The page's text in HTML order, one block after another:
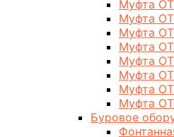
Муфта
Муфта
Муфта
Муфта
Муфта
Муфта
Муфта
Муфта
Буровое